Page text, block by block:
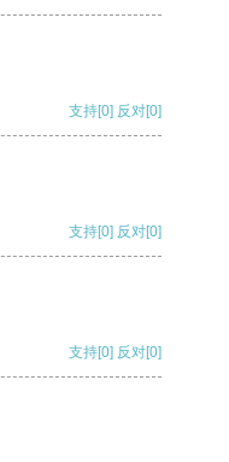
支持[0] 反对[0]
支持[0] 反对[0]
支持[0] 反对[0]